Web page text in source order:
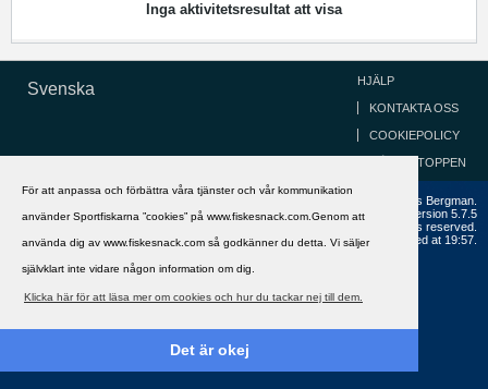
För att anpassa och förbättra våra tjänster och vår kommunikation
använder Sportfiskarna ”cookies” på www.fiskesnack.com.Genom att
använda dig av www.fiskesnack.com så godkänner du detta. Vi säljer
självklart inte vidare någon information om dig.
Klicka här för att läsa mer om cookies och hur du tackar nej till dem.
Det är okej
Inga aktivitetsresultat att visa
Svenska HJÄLP
KONTAKTA OSS
COOKIEPOLICY
GÅ TILL TOPPEN
Copyright ©2002 - 2021, FiskeSnack.com. Grundad 2002 av Anders Bergman.
Powered byvBulletin®
Version 5.7.5
Copyright © 2026 MH Sub I, LLC dba vBulletin. All rights reserved.
All times are GMT+1. This page was generated at 19:57.